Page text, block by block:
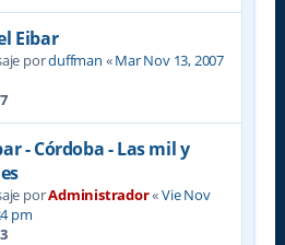
Eibar
porduffman «Mar Nov 13, 2007
7
- Córdoba - Las mil y
porAdministrador«Vie Nov
pm
3